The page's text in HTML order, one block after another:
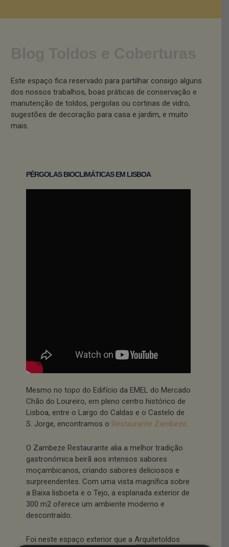
Este espaço fica reservado para partilhar consigo alguns
dos nossos trabalhos, boas práticas de conservação e
manutenção de toldos, pergolas ou cortinas de vidro,
sugestões de decoração para casa e jardim, e muito
mais.
PÉRGOLAS BIOCLIMÁTICAS EM LISBOA
Mesmo no topo do Edifício da EMEL do Mercado
Chão do Loureiro, em pleno centro histórico de
Lisboa, entre o Largo do Caldas e o Castelo de
S. Jorge, encontramos o Restaurante Zambeze.
O Zambeze Restaurante alia a melhor tradição
gastronómica beirã aos intensos sabores
moçambicanos, criando sabores deliciosos e
surpreendentes. Com uma vista magnífica sobre
a Baixa lisboeta e o Tejo, a esplanada exterior de
300 m2 oferece um ambiente moderno e
descontraído.
Foi neste espaço exterior que a Arquitetoldos